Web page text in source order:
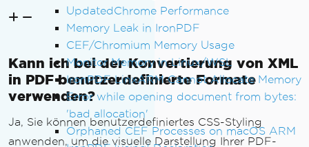
UpdatedChrome Performance
Memory Leak in IronPDF
CEF/Chromium Memory Usage
Monitor Memory in Linux/WSL
IronPDF LinxARM Cannot Allocate Memory
Error while opening document from bytes:
'bad allocation'
Orphaned CEF Processes on macOS ARM
Kann ich bei der Konvertierung von XML
in PDF benutzerdefinierte Formate
verwenden?
Ja, Sie können benutzerdefiniertes CSS-Styling
anwenden, um die visuelle Darstellung Ihrer PDF-